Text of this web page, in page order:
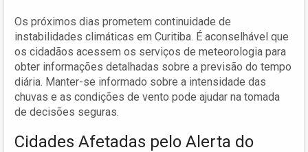
Os próximos dias prometem continuidade de
instabilidades climáticas em Curitiba. É aconselhável que
os cidadãos acessem os serviços de meteorologia para
obter informações detalhadas sobre a previsão do tempo
diária. Manter-se informado sobre a intensidade das
chuvas e as condições de vento pode ajudar na tomada
de decisões seguras.
Cidades Afetadas pelo Alerta do